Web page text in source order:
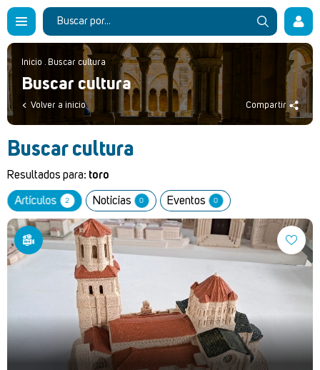
Inicio . Buscar cultura
Buscar cultura
Volver a inicio Compartir
Buscar cultura
Resultados para: toro
Artículos 2 Noticias 0 Eventos 0